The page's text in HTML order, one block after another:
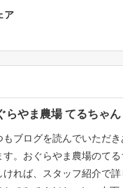
ア
らやま農場 てるちゃん
もブログを読んでいただ
す。おぐらやま農場のてる
ければ、スタッフ紹介で